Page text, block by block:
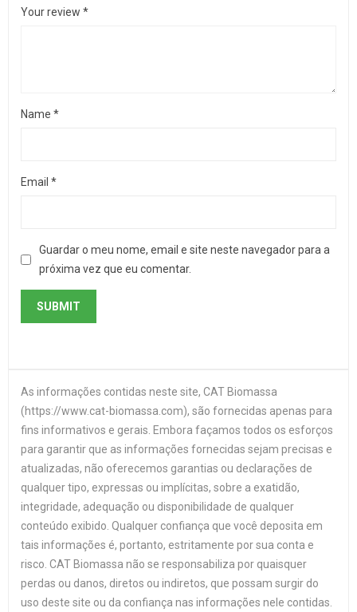
Your review *
Name *
Email *
Guardar o meu nome, email e site neste navegador para a
próxima vez que eu comentar.
As informações contidas neste site, CAT Biomassa
(https://www.cat-biomassa.com), são fornecidas apenas para
fins informativos e gerais. Embora façamos todos os esforços
para garantir que as informações fornecidas sejam precisas e
atualizadas, não oferecemos garantias ou declarações de
qualquer tipo, expressas ou implícitas, sobre a exatidão,
integridade, adequação ou disponibilidade de qualquer
conteúdo exibido. Qualquer confiança que você deposita em
tais informações é, portanto, estritamente por sua conta e
risco. CAT Biomassa não se responsabiliza por quaisquer
perdas ou danos, diretos ou indiretos, que possam surgir do
uso deste site ou da confiança nas informações nele contidas.